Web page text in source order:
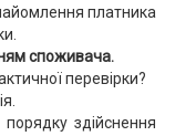
платника
споживача.
перевірки?
здійснення